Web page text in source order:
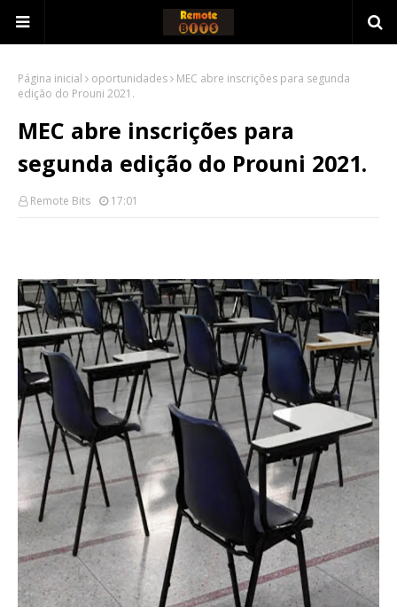
Página inicial oportunidades
MEC abre inscrições para segunda
edição do Prouni 2021.
MEC abre inscrições para
segunda edição do Prouni 2021.
Remote Bits 17:01